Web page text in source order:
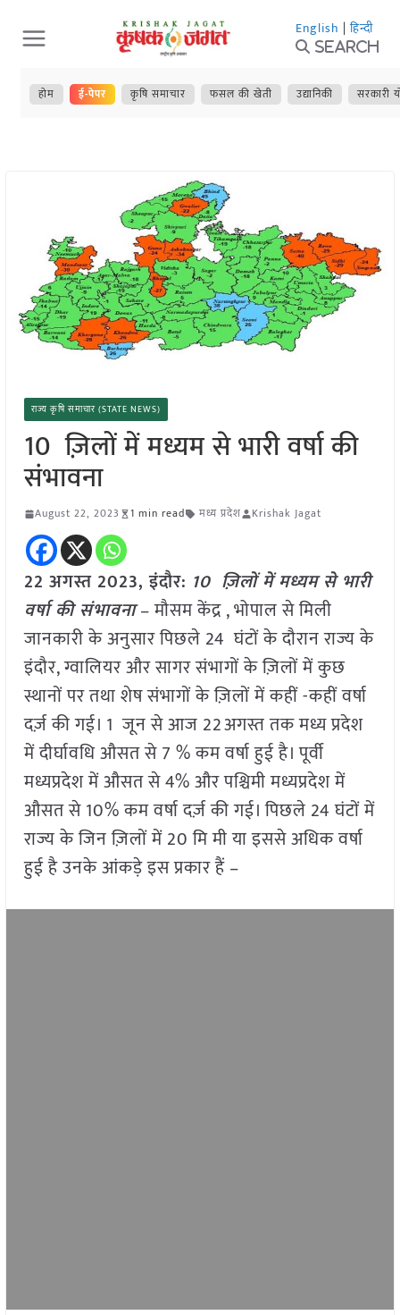
Skip
to
content
English | हिन्दी
Search
होम ई-पेपर कृषि समाचार फसल की खेती उद्यानिकी सरकारी
राज्य कृषि समाचार (STATE NEWS)
10 ज़िलों में मध्यम से भारी वर्षा की
संभावना
August 22, 2023 1 min read मध्य प्रदेश Krishak Jagat
22 अगस्त 2023, इंदौर: 10 ज़िलों में मध्यम से भारी
वर्षा की संभावना– मौसम केंद्र , भोपाल से मिली
जानकारी के अनुसार पिछले 24 घंटों के दौरान राज्य के
इंदौर, ग्वालियर और सागर संभागों के ज़िलों में कुछ
स्थानों पर तथा शेष संभागों के ज़िलों में कहीं -कहीं वर्षा
दर्ज़ की गई। 1 जून से आज 22अगस्त तक मध्य प्रदेश
में दीर्घावधि औसत से 7 % कम वर्षा हुई है। पूर्वी
मध्यप्रदेश में औसत से 4% और पश्चिमी मध्यप्रदेश में
औसत से 10% कम वर्षा दर्ज़ की गई। पिछले 24 घंटों में
राज्य के जिन ज़िलों में 20 मि मी या इससे अधिक वर्षा
हुई है उनके आंकड़े इस प्रकार हैं –